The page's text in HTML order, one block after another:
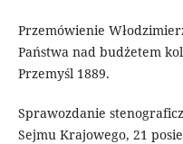
Przemówienie
Państwa nad budżetem
Przemyśl 1889.
Sprawozdanie
Sejmu Krajowego, 21